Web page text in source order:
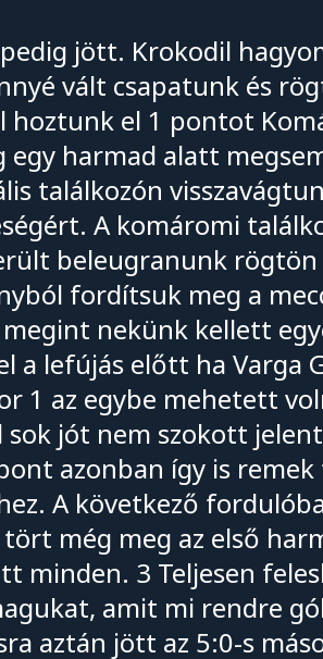
jött. Krokodil
vált csapatunk és
hoztunk el 1 pontot
egy harmad alatt
találkozón
A komáromi
beleugranunk rögtön
fordítsuk meg a
nekünk kellett
a lefújás előtt ha Varga
1 az egybe mehetett
jót nem szokott
azonban így is
A következő
még meg az első
minden. 3 Teljesen
amit mi rendre
aztán jött az 5:0-s